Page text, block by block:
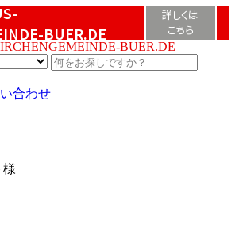
BUER.DE
詳しくは
こちら
BUER.DE
様